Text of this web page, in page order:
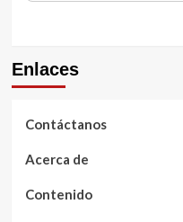
Enlaces
Contáctanos
Acerca de
Contenido